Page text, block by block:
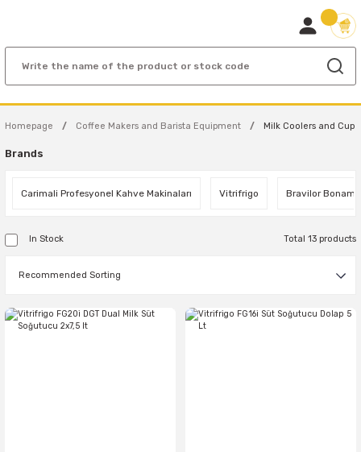
Homepage Coffee Makers and Barista Equipment Milk Coolers and Cup
Brands
Carimali Profesyonel Kahve Makinaları Vitrifrigo Bravilor
In Stock Total 13 products